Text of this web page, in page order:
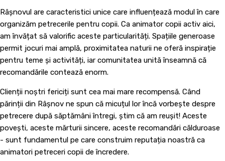
Râșnovul are caracteristici unice care influențează modul în care
organizăm petrecerile pentru copii. Ca animator copii activ aici,
am învățat să valorific aceste particularități. Spațiile generoase
permit jocuri mai amplă, proximitatea naturii ne oferă inspirație
pentru teme și activități, iar comunitatea unită înseamnă că
recomandările contează enorm.
Clienții noștri fericiți sunt cea mai mare recompensă. Când
părinții din Râșnov ne spun că micuțul lor încă vorbește despre
petrecere după săptămâni întregi, știm că am reușit! Aceste
povești, aceste mărturii sincere, aceste recomandări călduroase
- sunt fundamentul pe care construim reputația noastră ca
animatori petreceri copii de încredere.